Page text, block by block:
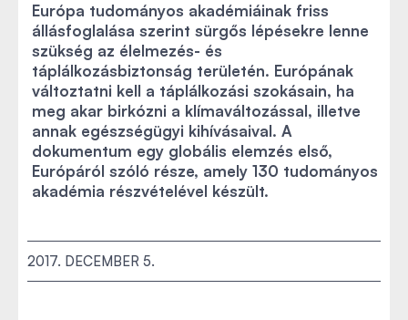
Európa tudományos akadémiáinak friss
állásfoglalása szerint sürgős lépésekre lenne
szükség az élelmezés- és
táplálkozásbiztonság területén. Európának
változtatni kell a táplálkozási szokásain, ha
meg akar birkózni a klímaváltozással, illetve
annak egészségügyi kihívásaival. A
dokumentum egy globális elemzés első,
Európáról szóló része, amely 130 tudományos
akadémia részvételével készült.
2017. DECEMBER 5.